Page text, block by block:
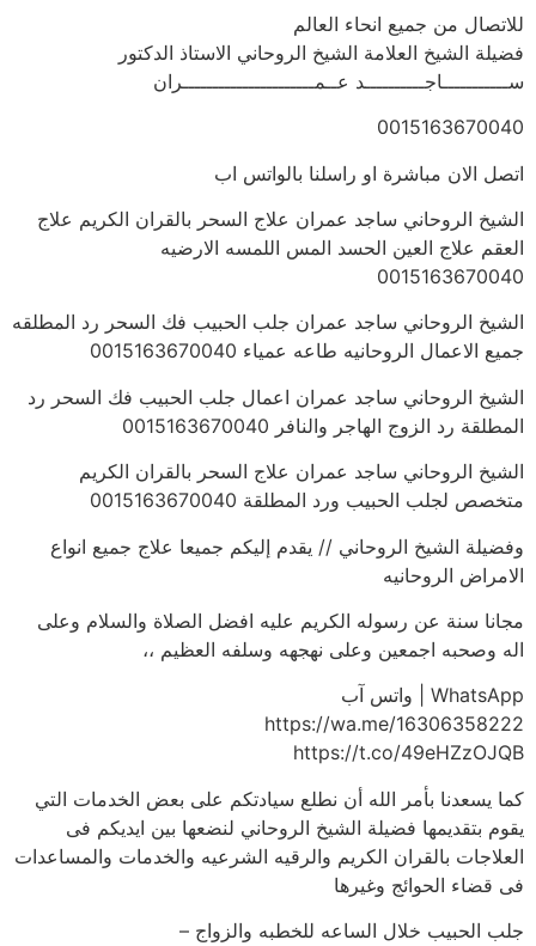
للاتصال من جميع انحاء العالم
فضيلة الشيخ العلامة الشيخ الروحاني الاستاذ الدكتور
ســـــــــــاجــــــــــد عــمــــــــــــــــــــــران
0015163670040
اتصل الان مباشرة او راسلنا بالواتس اب
الشيخ الروحاني ساجد عمران علاج السحر بالقران الكريم علاج
العقم علاج العين الحسد المس اللمسه الارضيه
0015163670040
الشيخ الروحاني ساجد عمران جلب الحبيب فك السحر رد المطلقه
جميع الاعمال الروحانيه طاعه عمياء 0015163670040
الشيخ الروحاني ساجد عمران اعمال جلب الحبيب فك السحر رد
المطلقة رد الزوج الهاجر والنافر 0015163670040
الشيخ الروحاني ساجد عمران علاج السحر بالقران الكريم
متخصص لجلب الحبيب ورد المطلقة 0015163670040
وفضيلة الشيخ الروحاني // يقدم إليكم جميعا علاج جميع انواع
الامراض الروحانيه
مجانا سنة عن رسوله الكريم عليه افضل الصلاة والسلام وعلى
اله وصحبه اجمعين وعلى نهجهه وسلفه العظيم ،،
WhatsApp | واتس آب
https://wa.me/16306358222
https://t.co/49eHZzOJQB
كما يسعدنا بأمر الله أن نطلع سيادتكم على بعض الخدمات التي
يقوم بتقديمها فضيلة الشيخ الروحاني لنضعها بين ايديكم فى
العلاجات بالقران الكريم والرقيه الشرعيه والخدمات والمساعدات
فى قضاء الحوائج وغيرها
جلب الحبيب خلال الساعه للخطبه والزواج –